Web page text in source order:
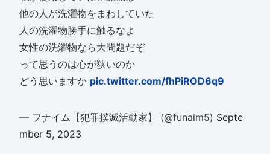
他の人が洗濯物をまわしていた
人の洗濯物勝手に触るなよ
女性の洗濯物なら大問題だぞ
って思うのは心が狭いのか
どう思いますか pic.twitter.com/fhPiROD6q9
— フナイム【犯罪撲滅活動家】 (@funaim5) Septe
mber 5, 2023